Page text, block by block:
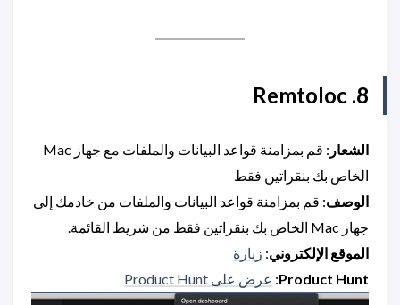
8. Remtoloc
الشعار
: قم بمزامنة قواعد البيانات والملفات مع جهاز Mac
الخاص بك بنقراتين فقط
الوصف: قم بمزامنة قواعد البيانات والملفات من خادمك إلى
جهاز Mac الخاص بك بنقراتين فقط من شريط القائمة.
الموقع الإلكتروني: زيارة
Product Hunt
: عرض على Product Hunt